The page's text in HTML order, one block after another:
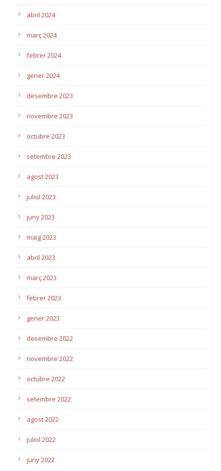
abril 2024
març 2024
febrer 2024
gener 2024
desembre 2023
novembre 2023
octubre 2023
setembre 2023
agost 2023
juliol 2023
juny 2023
maig 2023
abril 2023
març 2023
febrer 2023
gener 2023
desembre 2022
novembre 2022
octubre 2022
setembre 2022
agost 2022
juliol 2022
juny 2022